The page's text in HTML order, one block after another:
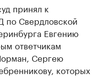
принял к
по Свердловской
Евгению
ответчикам
Сергею
которых